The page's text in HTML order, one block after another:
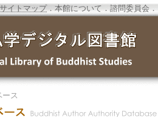
サイトマップ．本館について ．諮問委員会 ．
ス